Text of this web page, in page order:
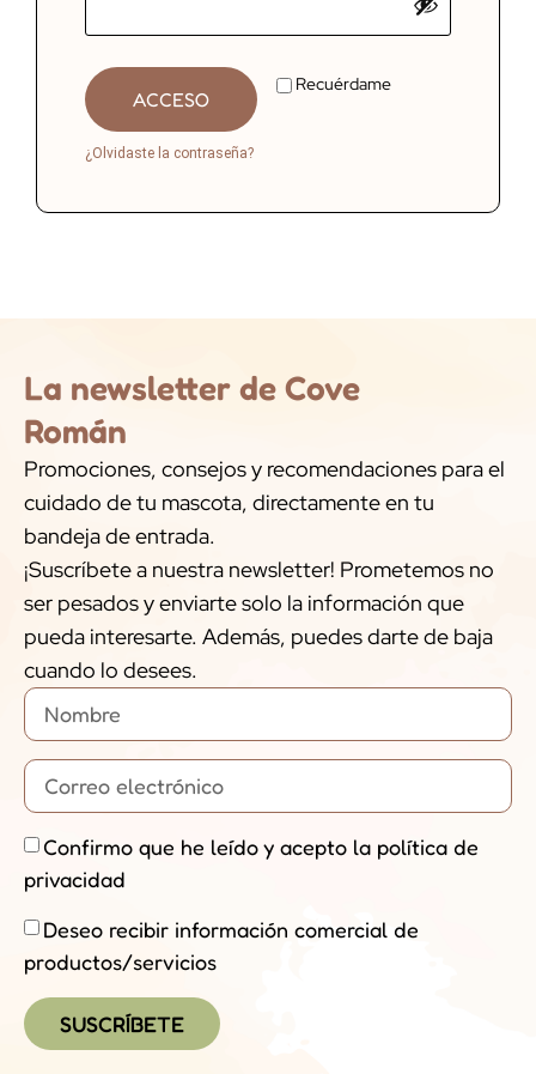
Recuérdame
ACCESO
¿Olvidaste la contraseña?
La newsletter de Cove
Román
Promociones, consejos y recomendaciones para el
cuidado de tu mascota, directamente en tu
bandeja de entrada.
¡Suscríbete a nuestra newsletter! Prometemos no
ser pesados y enviarte solo la información que
pueda interesarte. Además, puedes darte de baja
cuando lo desees.
Confirmo que he leído y acepto la política de
privacidad
Deseo recibir información comercial de
productos/servicios
SUSCRÍBETE